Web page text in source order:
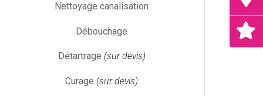
Nettoyage canalisation
Débouchage
Détartrage (sur devis)
Curage (sur devis)